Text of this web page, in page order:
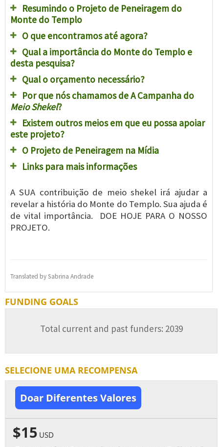
Resumindo o Projeto de Peneiragem do
Monte do Templo
O que encontramos até agora?
Qual a importância do Monte do Templo e
desta pesquisa?
Qual o orçamento necessário?
Por que nós chamamos de A Campanha do
Meio Shekel?
Existem outros meios em que eu possa apoiar
este projeto?
O Projeto de Peneiragem na Mídia
Links para mais informações
A SUA contribuição de meio shekel irá ajudar a
revelar a história do Monte do Templo. Sua ajuda é
de vital importância. DOE HOJE PARA O NOSSO
PROJETO.
Translated by Sabrina Andrade
FUNDING GOALS
Total current and past funders: 2039
SELECIONE UMA RECOMPENSA
Doar Diferentes Valores
$15 USD